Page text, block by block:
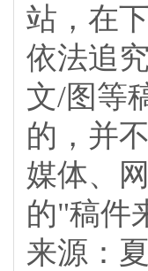
站，在
依法追
文/图等
的，并
媒体、
的"稿件
来源：